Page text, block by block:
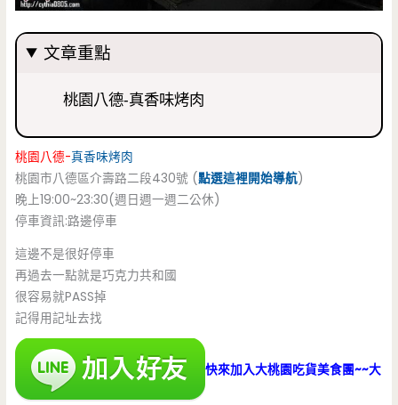
文章重點
桃園八德-真香味烤肉
桃園八德-真香味烤肉
桃園市八德區介壽路二段430號 (點選這裡開始導航)
晚上19:00~23:30(週日週一週二公休)
停車資訊:路邊停車
這邊不是很好停車
再過去一點就是巧克力共和國
很容易就PASS掉
記得用記址去找
快來加入大桃園吃貨美食團~~大